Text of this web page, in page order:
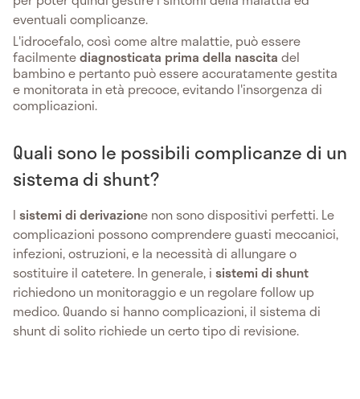
eventuali complicanze.
L'idrocefalo, così come altre malattie, può essere
facilmentediagnosticata prima della nascita del
bambino e pertanto può essere accuratamente gestita
e monitorata in età precoce, evitando l'insorgenza di
complicazioni.
Quali sono le possibili complicanze di un
sistema di shunt?
I sistemi di derivazione non sono dispositivi perfetti. Le
complicazioni possono comprendere guasti meccanici,
infezioni, ostruzioni, e la necessità di allungare o
sostituire il catetere. In generale, i sistemi di shunt
richiedono un monitoraggio e un regolare follow up
medico. Quando si hanno complicazioni, il sistema di
shunt di solito richiede un certo tipo di revisione.